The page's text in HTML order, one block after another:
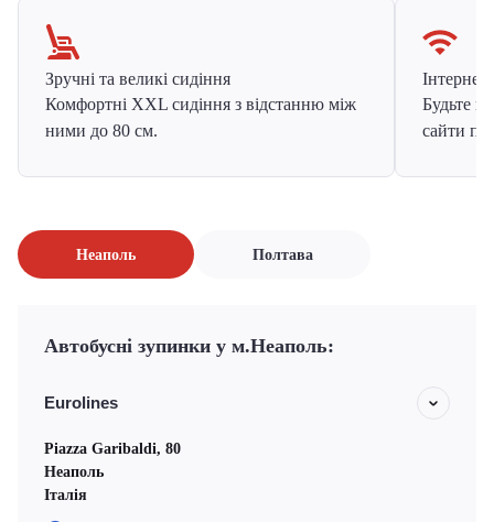
Зручні та великі сидіння
Комфортні XXL сидіння з відстанню між
ними до 80 см.
Інтернет
Будьте
сайти
Неаполь Полтава
Автобусні зупинки у м.Неаполь:
Eurolines
Piazza Garibaldi, 80
Неаполь
Італія